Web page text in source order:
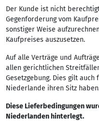
Der Kunde ist nicht
Gegenforderung vom
sonstiger Weise
Kaufpreises auszusetzen.
Auf alle Verträge und
allen gerichtlichen
Gesetzgebung. Dies gilt
Niederlande ihren Sitz
Diese Lieferbedingungen
Niederlanden hinterlegt.